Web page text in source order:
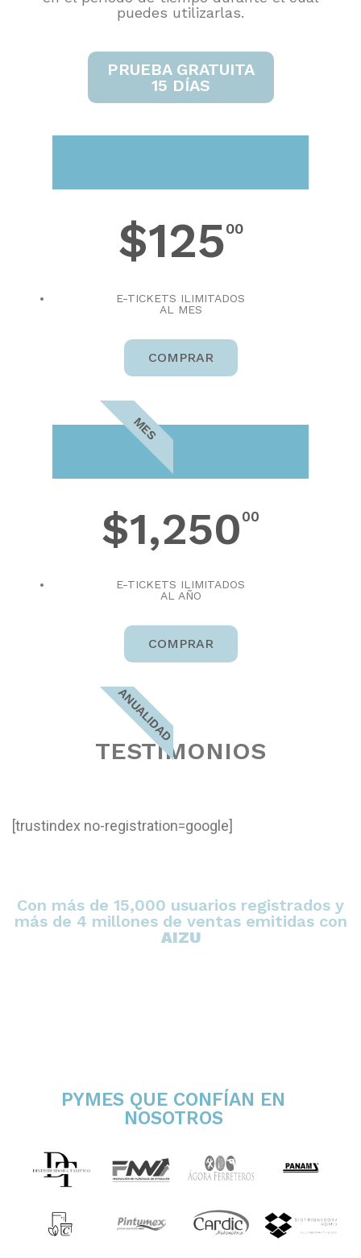
puedes utilizarlas.
PRUEBA GRATUITA
15 DÍAS
$12500
E-TICKETS ILIMITADOS
AL MES
COMPRAR
MES
PRO PLUS
$1,250 00
E-TICKETS ILIMITADOS
AL AÑO
COMPRAR
ANUALIDAD
TESTIMONIOS
[trustindex no-registration=google]
Con más de 15,000 usuarios registrados y
más de 4 millones de ventas emitidas con
AIZU
PYMES QUE CONFÍAN EN
NOSOTROS